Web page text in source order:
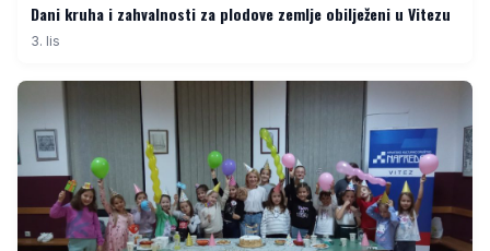
Dani kruha i zahvalnosti za plodove zemlje obilježeni u Vitezu
3. lis